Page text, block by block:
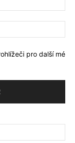
pro další mé